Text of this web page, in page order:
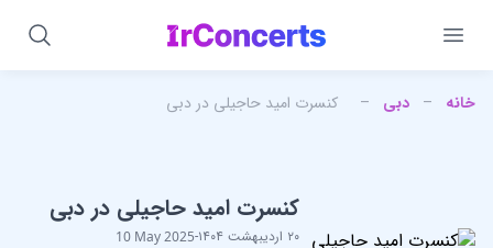
خانه – دبی – کنسرت امید حاجیلی در دبی
کنسرت امید حاجیلی در دبی
۲۰ اردیبهشت ۱۴۰۴ -
10 May 2025